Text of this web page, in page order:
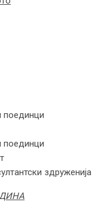
поединци
поединци
здруженија